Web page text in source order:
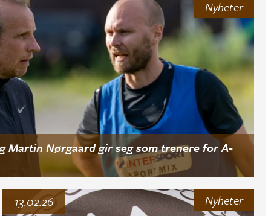
Nyheter
Martin Nørgaard gir seg som trenere for A-
Nyheter
13.02.26